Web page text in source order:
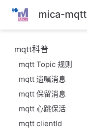
跳
主
內
mica-mqtt
mqtt科普
mqtt Topic 规则
mqtt 遗嘱消息
mqtt 保留消息
mqtt 心跳保活
mqtt clientId